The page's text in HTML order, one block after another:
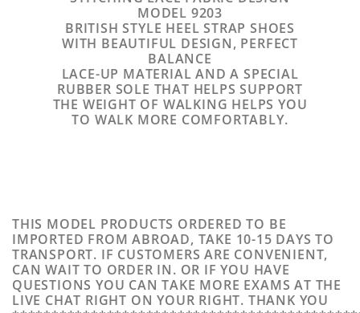
MODEL 9203
BRITISH STYLE HEEL STRAP SHOES
WITH BEAUTIFUL DESIGN, PERFECT
BALANCE
LACE-UP MATERIAL AND A SPECIAL
RUBBER SOLE THAT HELPS SUPPORT
THE WEIGHT OF WALKING HELPS YOU
TO WALK MORE COMFORTABLY.
THIS MODEL PRODUCTS ORDERED TO BE
IMPORTED FROM ABROAD, TAKE 10-15 DAYS TO
TRANSPORT. IF CUSTOMERS ARE CONVENIENT,
CAN WAIT TO ORDER IN. OR IF YOU HAVE
QUESTIONS YOU CAN TAKE MORE EXAMS AT THE
LIVE CHAT RIGHT ON YOUR RIGHT. THANK YOU